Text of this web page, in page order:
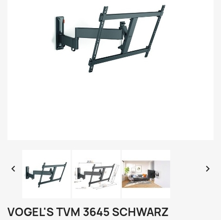
 
VOGEL'S TVM 3645 SCHWARZ